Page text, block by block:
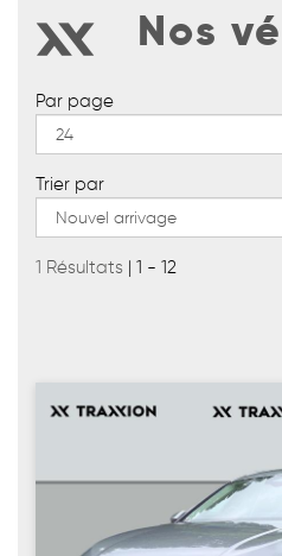
Nos
Par page
Trier par
1 Résultats | 1 - 12